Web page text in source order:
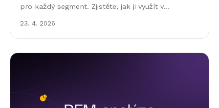
pro každý segment. Zjistěte, jak ji využít v
23. 4. 2026